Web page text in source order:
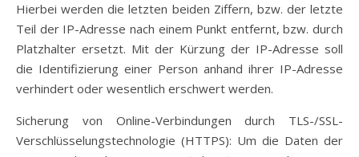
Hierbei werden die letzten beiden Ziffern, bzw. der letzte
Teil der IP-Adresse nach einem Punkt entfernt, bzw. durch
Platzhalter ersetzt. Mit der Kürzung der IP-Adresse soll
die Identifizierung einer Person anhand ihrer IP-Adresse
verhindert oder wesentlich erschwert werden.
Sicherung von Online-Verbindungen durch TLS-/SSL-
Verschlüsselungstechnologie (HTTPS): Um die Daten der